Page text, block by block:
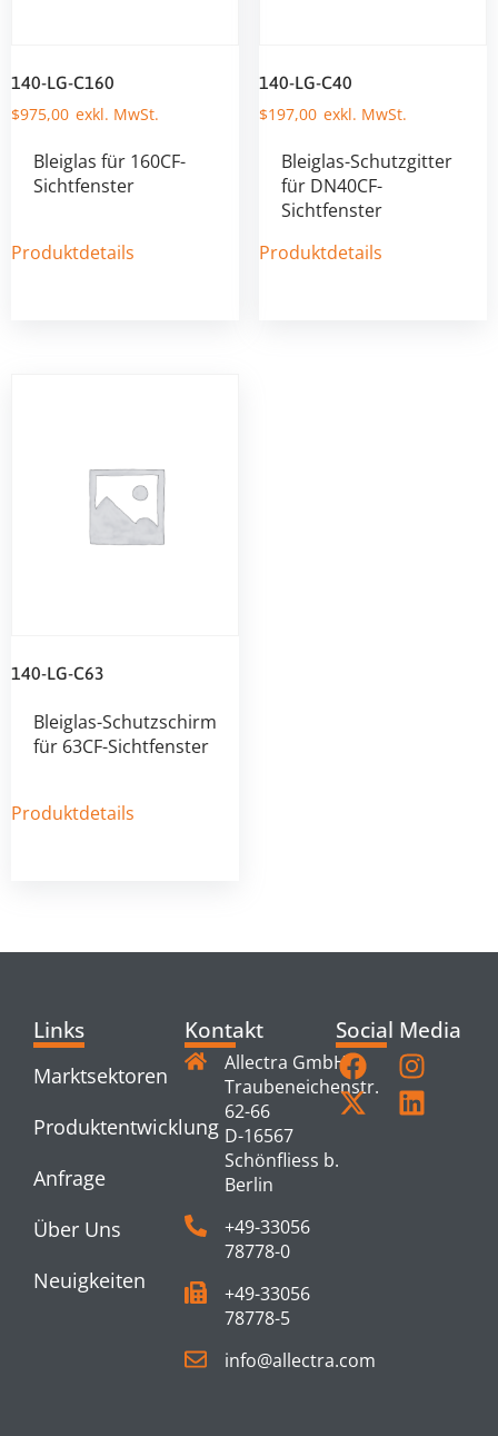
140-LG-C160
$975,00
Bleiglas für 160CF-
Sichtfenster
Produktdetails
140-LG-C40
$197,00
Bleiglas-Schutzgitter
für DN40CF-
Sichtfenster
Produktdetails
140-LG-C63
Bleiglas-Schutzschirm
für 63CF-Sichtfenster
Produktdetails
Links
Marktsektoren
Produktentwicklung
Anfrage
Über Uns
Neuigkeiten
Kontakt
Allectra GmbH
Traubeneichenstr.
62-66
D-16567
Schönfliess b.
Berlin
+49-33056
78778-0
+49-33056
78778-5
info@allectra.com
Social Media